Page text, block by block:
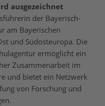
ausgezeichnet
der Bayerisch-
am Bayerischen
und Südosteuropa. Die
ermöglicht ein
Zusammenarbeit im
und bietet ein Netzwerk
von Forschung und